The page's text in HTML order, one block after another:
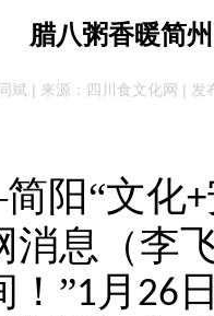
腊八粥香暖简
斌 | 来源：四川食文化网 |
阳“文化+
消息（李
！”1 月 26